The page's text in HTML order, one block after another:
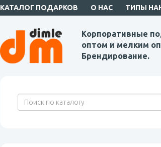
КАТАЛОГ ПОДАРКОВ О НАС ТИПЫ
Корпоративные
оптом и мелким
Брендирование.